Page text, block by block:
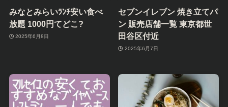
みなとみらいﾗﾝﾁ安い食べ
放題 1000円てどこ?
2025年6月8日
セブンイレブン 焼き立てパ
ン 販売店舗一覧 東京都世
田谷区付近
2025年6月7日